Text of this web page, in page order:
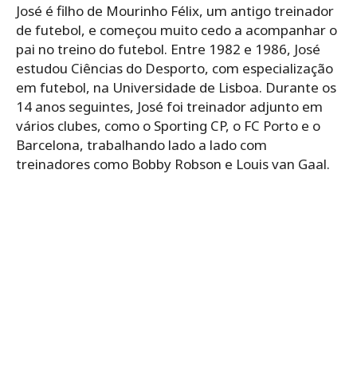
José é filho de Mourinho Félix, um antigo treinador
de futebol, e começou muito cedo a acompanhar o
pai no treino do futebol. Entre 1982 e 1986, José
estudou Ciências do Desporto, com especialização
em futebol, na Universidade de Lisboa. Durante os
14 anos seguintes, José foi treinador adjunto em
vários clubes, como o Sporting CP, o FC Porto e o
Barcelona, ​​trabalhando lado a lado com
treinadores como Bobby Robson e Louis van Gaal.